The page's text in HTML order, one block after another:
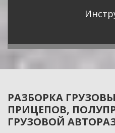
РАЗБОРКА
ПРИЦЕПОВ,
ГРУЗОВОЙ